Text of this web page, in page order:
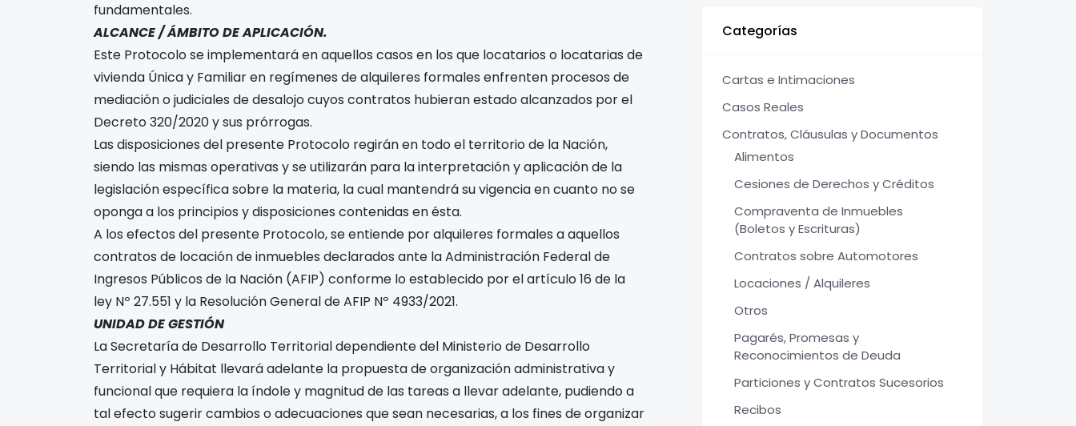
fundamentales.
ALCANCE / ÁMBITO DE APLICACIÓN.
Este Protocolo se implementará en aquellos casos en los que locatarios o locatarias de
vivienda Única y Familiar en regímenes de alquileres formales enfrenten procesos de
mediación o judiciales de desalojo cuyos contratos hubieran estado alcanzados por el
Decreto 320/2020 y sus prórrogas.
Las disposiciones del presente Protocolo regirán en todo el territorio de la Nación,
siendo las mismas operativas y se utilizarán para la interpretación y aplicación de la
legislación específica sobre la materia, la cual mantendrá su vigencia en cuanto no se
oponga a los principios y disposiciones contenidas en ésta.
A los efectos del presente Protocolo, se entiende por alquileres formales a aquellos
contratos de locación de inmuebles declarados ante la Administración Federal de
Ingresos Públicos de la Nación (AFIP) conforme lo establecido por el artículo 16 de la
ley Nº 27.551 y la Resolución General de AFIP Nº 4933/2021.
UNIDAD DE GESTIÓN
La Secretaría de Desarrollo Territorial dependiente del Ministerio de Desarrollo
Territorial y Hábitat llevará adelante la propuesta de organización administrativa y
funcional que requiera la índole y magnitud de las tareas a llevar adelante, pudiendo a
tal efecto sugerir cambios o adecuaciones que sean necesarias, a los fines de organizar
Categorías
Cartas e Intimaciones
Casos Reales
Contratos, Cláusulas y Documentos
Alimentos
Cesiones de Derechos y Créditos
Compraventa de Inmuebles
(Boletos y Escrituras)
Contratos sobre Automotores
Locaciones / Alquileres
Otros
Pagarés, Promesas y
Reconocimientos de Deuda
Particiones y Contratos Sucesorios
Recibos